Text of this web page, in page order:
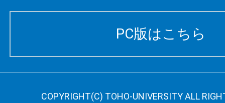
PC版はこちら
COPYRIGHT(C) TOHO-UNIVERSITY ALL